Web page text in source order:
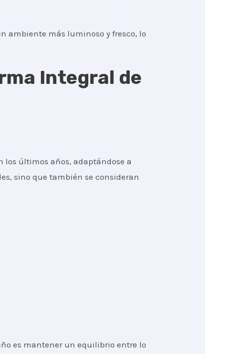
ambiente más luminoso y fresco, lo
Integral de
los últimos años, adaptándose a
sino que también se consideran
es mantener un equilibrio entre lo